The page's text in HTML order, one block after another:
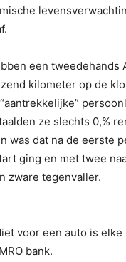
een tweedehands
kilometer op de
ze slechts 0,%
was dat na de eerste
ging en met twee
zware tegenvaller.
voor een auto is
bank.